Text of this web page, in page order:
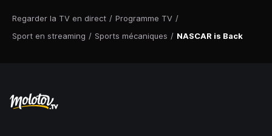
Regarder la TV en direct / Programme TV /
Sport en streaming / Sports mécaniques / NASCAR is Back